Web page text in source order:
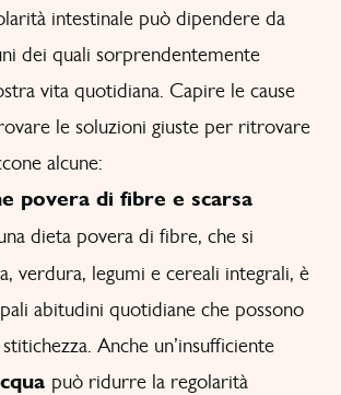
intestinale può dipendere da
dei quali sorprendentemente
vita quotidiana. Capire le cause
le soluzioni giuste per ritrovare
alcune:
povera di fibre e scarsa
dieta povera di fibre, che si
verdura, legumi e cereali integrali, è
abitudini quotidiane che possono
Anche un’insufficiente
può ridurre la regolarità